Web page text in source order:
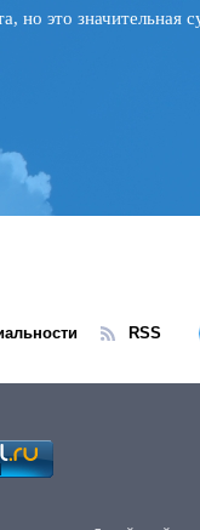
но это значительная
RSS